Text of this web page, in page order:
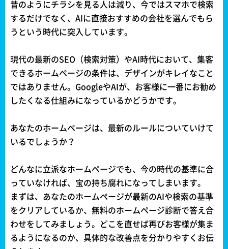
昔のようにチラシを見る人は減り、今ではスマホで検索
するだけでなく、AIに直接おすすめの会社を選んでもら
うという時代に突入しています。
現代の最新のSEO（検索対策）やAI時代において、集客
できるホームページの条件は、デザインがキレイなこと
ではありません。GoogleやAIが、お客様に一番にお勧め
したくなる仕組みになっているかどうかです。
あなたのホームページは、最新のルールについていけて
いるでしょうか？
どんなに立派なホームページでも、今の時代の基準に合
っていなければ、宝の持ち腐れになってしまいます。
まずは、あなたのホームページが最新のAIや検索の基準
をクリアしているか、無料のホームページ診断で答え合
わせをしてみましょう。どこを直せば再びお客様が集ま
るようになるのか、具体的な改善点を分かりやすくお伝